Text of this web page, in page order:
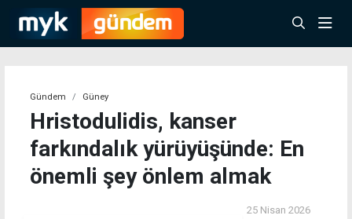
Gündem Güney
Hristodulidis, kanser
farkındalık yürüyüşünde: En
önemli şey önlem almak
25 Nisan 2026